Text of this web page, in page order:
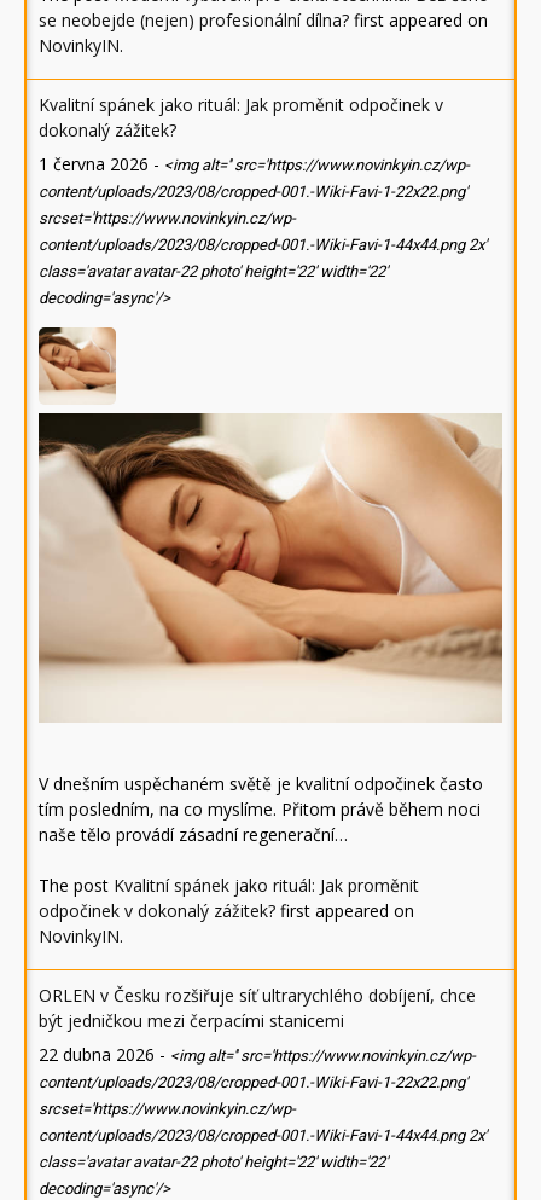
se neobejde (nejen) profesionální dílna? first appeared on
NovinkyIN.
Kvalitní spánek jako rituál: Jak proměnit odpočinek v
dokonalý zážitek?
1 června 2026 - <img alt='' src='https://www.novinkyin.cz/wp-
content/uploads/2023/08/cropped-001.-Wiki-Favi-1-22x22.png'
srcset='https://www.novinkyin.cz/wp-
content/uploads/2023/08/cropped-001.-Wiki-Favi-1-44x44.png 2x'
class='avatar avatar-22 photo' height='22' width='22'
decoding='async'/>
V dnešním uspěchaném světě je kvalitní odpočinek často
tím posledním, na co myslíme. Přitom právě během noci
naše tělo provádí zásadní regenerační…
The post Kvalitní spánek jako rituál: Jak proměnit
odpočinek v dokonalý zážitek? first appeared on
NovinkyIN.
ORLEN v Česku rozšiřuje síť ultrarychlého dobíjení, chce
být jedničkou mezi čerpacími stanicemi
22 dubna 2026 - <img alt='' src='https://www.novinkyin.cz/wp-
content/uploads/2023/08/cropped-001.-Wiki-Favi-1-22x22.png'
srcset='https://www.novinkyin.cz/wp-
content/uploads/2023/08/cropped-001.-Wiki-Favi-1-44x44.png 2x'
class='avatar avatar-22 photo' height='22' width='22'
decoding='async'/>